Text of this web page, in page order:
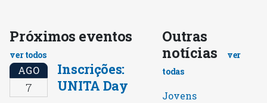
Próximos eventos
ver todos
AGO
7
Inscrições:
UNITA Day
Outras
notícias
ver
todas
Jovens